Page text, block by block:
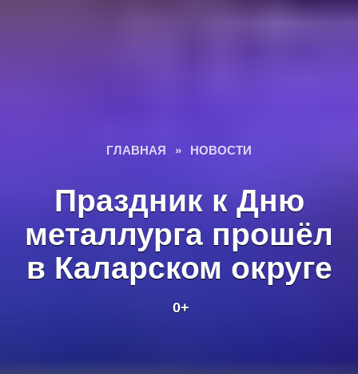
ГЛАВНАЯ » НОВОСТИ
Праздник к Дню
металлурга прошёл
в Каларском округе
0+